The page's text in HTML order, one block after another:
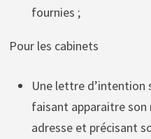
fournies ;
Pour les cabinets
Une lettre
faisant apparaitre
adresse et précisant